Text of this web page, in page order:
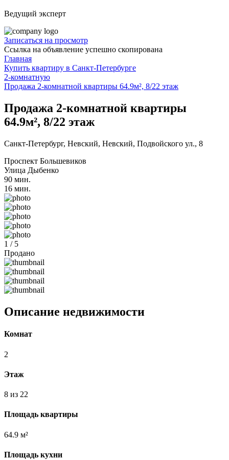
Ведущий эксперт
Записаться на просмотр
Ссылка на объявление успешно скопирована
Главная
Купить квартиру в Санкт-Петербурге
2-комнатную
Продажа 2-комнатной квартиры 64.9м², 8/22 этаж
Продажа 2-комнатной квартиры
64.9м², 8/22 этаж
Санкт-Петербург, Невский, Невский, Подвойского ул., 8
Проспект Большевиков
Улица Дыбенко
90 мин.
16 мин.
1 / 5
Продано
Описание недвижимости
Комнат
2
Этаж
8 из 22
Площадь квартиры
64.9 м²
Площадь кухни